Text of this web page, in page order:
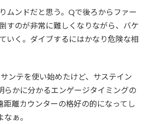
ムンドだと思う。Qで後ろからファー
すのが非常に難しくなりながら、バケ
いく。ダイブするにはかなり危険な相
サンテを使い始めたけど、サステイン
らかに分かるエンゲージタイミングの
距離カウンターの格好の的になってし
なぁ。